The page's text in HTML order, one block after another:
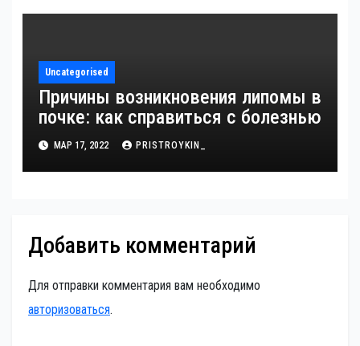
Uncategorised
Причины возникновения липомы в
почке: как справиться с болезнью
МАР 17, 2022 PRISTROYKIN_
Добавить комментарий
Для отправки комментария вам необходимо
авторизоваться.